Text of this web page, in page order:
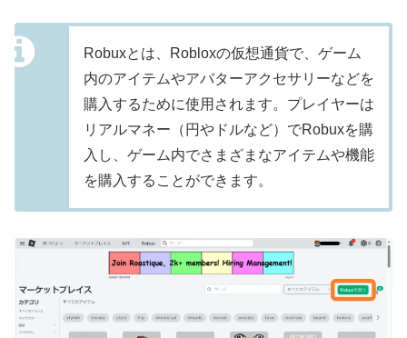
Robuxとは、Robloxの仮想通貨で、ゲーム
内のアイテムやアバターアクセサリーなどを
購入するために使用されます。プレイヤーは
リアルマネー（円やドルなど）でRobuxを購
入し、ゲーム内でさまざまなアイテムや機能
を購入することができます。